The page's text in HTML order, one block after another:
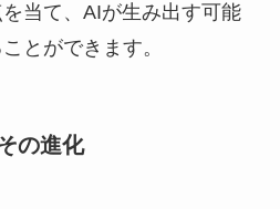
当て、AIが生み出す可能
とができます。
の進化